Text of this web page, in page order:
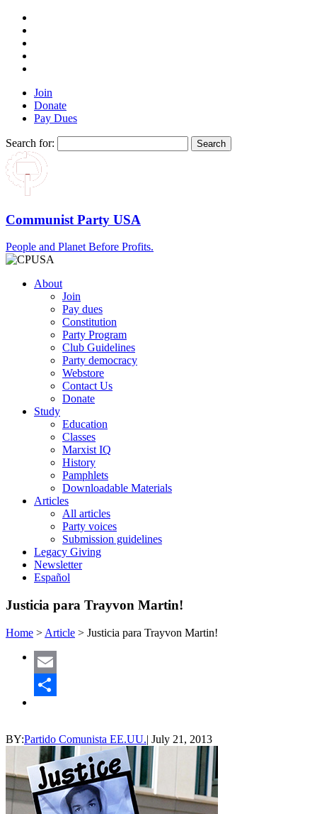
Join
Donate
Pay Dues
Search for:
Communist Party USA
People and Planet Before Profits.
About
Join
Pay dues
Constitution
Party Program
Club Guidelines
Party democracy
Webstore
Contact Us
Donate
Study
Education
Classes
Marxist IQ
History
Pamphlets
Downloadable Materials
Articles
All articles
Party voices
Submission guidelines
Legacy Giving
Newsletter
Español
Justicia para Trayvon Martin!
Home > Article > Justicia para Trayvon Martin!
Email
BY:Partido Comunista EE.UU.| July 21, 2013